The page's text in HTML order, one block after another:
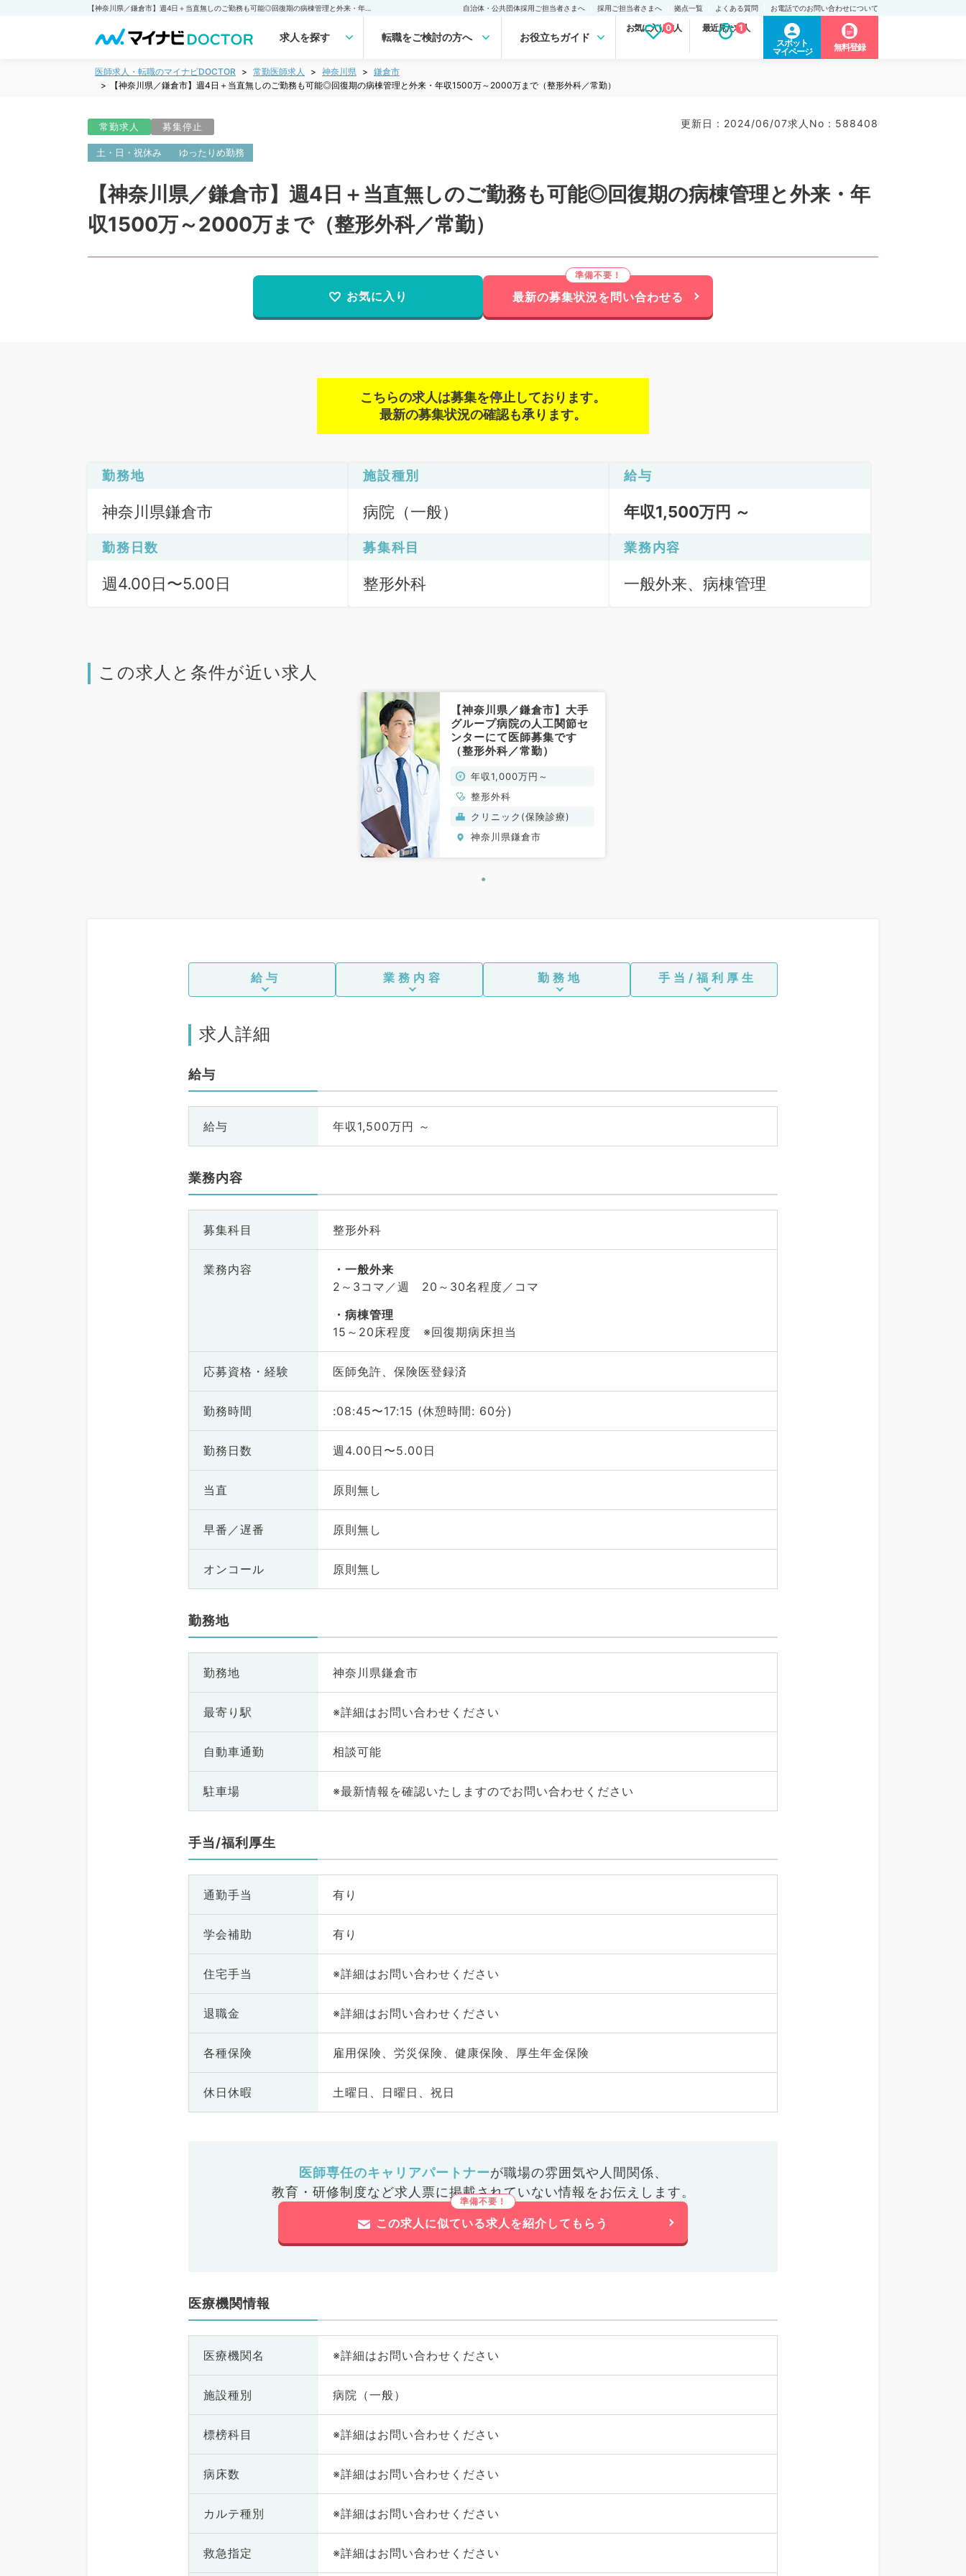
自治体・公共団体採用ご担当者さまへ 採用ご担当者さまへ 拠点一覧 よくある質問 お電話でのお問い合わせについて
求人を探す 転職をご検討の方へ お役立ちガイド
お気に入り求人
0 最近見た求人
1
スポット
マイページ
無料登録
医師求人・転職のマイナビDOCTOR 常勤医師求人 神奈川県
鎌倉市
【神奈川県／鎌倉市】週4日＋当直無しのご勤務も可能◎回復期の病棟管理と外来・年収1500万～2000万まで（整形外科／常勤）
常勤求人 募集停止 更新日 : 2024/06/07求人No : 588408
土・日・祝休み ゆったりめ勤務
【神奈川県／鎌倉市】週4日＋当直無しのご勤務も可能◎回復期の病棟管理と外来・年
収1500万～2000万まで（整形外科／常勤）
お気に入り 最新の募集状況を問い合わせる
こちらの求人は募集を停止しております。
最新の募集状況の確認も承ります。
勤務地
神奈川県鎌倉市
施設種別
病院（一般）
給与
年収1,500万円 ～
勤務日数
週4.00日〜5.00日
募集科目
整形外科
業務内容
一般外来、病棟管理
この求人と条件が近い求人
【神奈川県／鎌倉市】大手
グループ病院の人工関節セ
ンターにて医師募集です
（整形外科／常勤）
年収1,000万円～
整形外科
クリニック(保険診療)
神奈川県鎌倉市
給与 業務内容 勤務地 手当/福利厚生
求人詳細
給与
給与 年収1,500万円 ～
業務内容
募集科目 整形外科
業務内容
一般外来
2～3コマ／週 20～30名程度／コマ
病棟管理
15～20床程度 ※回復期病床担当
応募資格・ 経験 医師免許、保険医登録済
勤務時間 :08:45〜17:15 (休憩時間: 60分)
勤務日数 週4.00日〜5.00日
当直 原則無し
早番／遅番 原則無し
オンコール 原則無し
勤務地
勤務地 神奈川県鎌倉市
最寄り駅 ※詳細はお問い合わせください
自動車通勤 相談可能
駐車場 ※最新情報を確認いたしますのでお問い合わせください
手当/福利厚生
通勤手当 有り
学会補助 有り
住宅手当 ※詳細はお問い合わせください
退職金 ※詳細はお問い合わせください
各種保険 雇用保険、労災保険、健康保険、厚生年金保険
休日休暇 土曜日、日曜日、祝日
医師専任のキャリアパートナーが職場の雰囲気や人間関係、
教育・研修制度など求人票に掲載されていない情報をお伝えします。
この求人に似ている求人を紹介してもらう
医療機関情報
医療機関名 ※詳細はお問い合わせください
施設種別 病院（一般）
標榜科目 ※詳細はお問い合わせください
病床数 ※詳細はお問い合わせください
カルテ種別 ※詳細はお問い合わせください
救急指定 ※詳細はお問い合わせください